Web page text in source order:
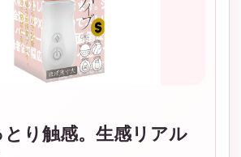
り触感。生感リアル